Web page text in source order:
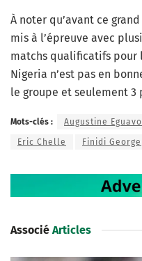
À noter qu’avant ce
mis à l’épreuve avec
matchs qualificatifs pour
Nigeria n’est pas en
le groupe et seulement 3
Mots-clés : Augustine
Eric Chelle Finidi George
Associé Articles